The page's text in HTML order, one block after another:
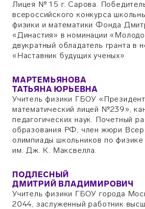
Лицея № 15 г. Сарова.
всероссийского конкурса
физики и математики Фонда
«Династия» в номинации
двукратный обладатель гранта в
«Наставник будущих ученых»
МАРТЕМЬЯНОВА
ТАТЬЯНА ЮРЬЕВНА
Учитель физики ГБОУ
математический лицей №239»,
педагогических наук. Почетный
образования РФ, член жюри
олимпиады школьников по
им. Дж. К. Максвелла.
ПОДЛЕСНЫЙ
ДМИТРИЙ ВЛАДИМИРОВИЧ
Учитель физики ГБОУ города
2044, заслуженный работник